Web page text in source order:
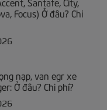
Focus) Ở đâu? Chi
nạp, van egr xe
Ở đâu? Chi phí?